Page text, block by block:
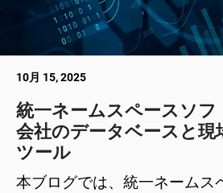
10月 15, 2025
統一ネームスペースソ
会社のデータベースと現
ツール
本ブログでは、統一ネームス